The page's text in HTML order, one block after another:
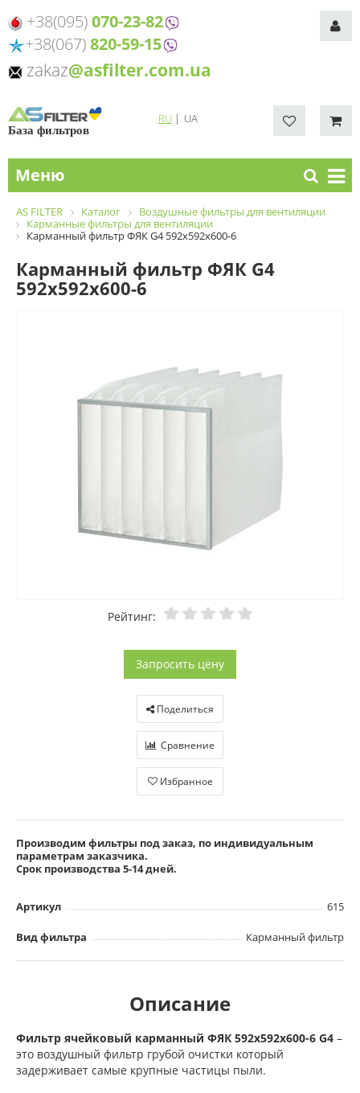
+38(095)070-23-82
+38(067)820-59-15
zakaz@asfilter.com.ua
База фильтров
RU| UA
Меню
AS FILTER Каталог
Воздушные фильтры для вентиляции
Карманные фильтры для вентиляции
Карманный фильтр ФЯК G4 592х592х600-6
Карманный фильтр ФЯК G4
592х592х600-6
Рейтинг:
Запросить цену
Поделиться
Сравнение
Избранное
Производим фильтры под заказ, по индивидуальным
параметрам заказчика.
Срок производства 5-14 дней.
Артикул 615
Вид фильтра Карманный фильтр
Описание
Фильтр ячейковый карманный ФЯК 592х592х600-6 G4 –
это воздушный фильтр грубой очистки который
задерживает самые крупные частицы пыли.